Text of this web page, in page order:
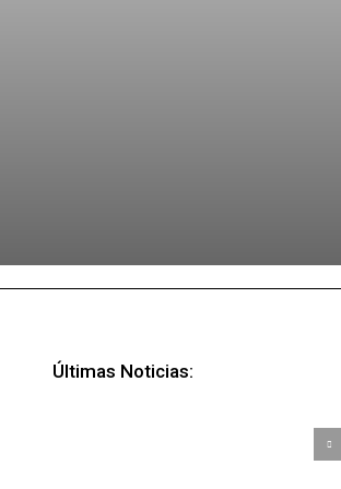
Últimas Noticias: